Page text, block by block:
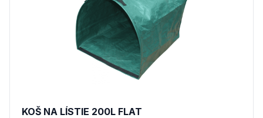
KOŠ NA LÍSTIE 200L FLAT